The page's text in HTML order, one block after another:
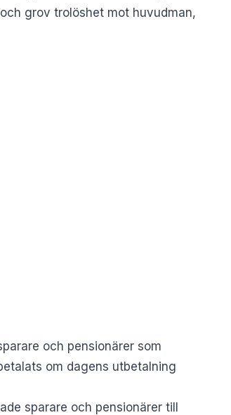
grov trolöshet mot huvudman,
och pensionärer som
om dagens utbetalning
sparare och pensionärer till